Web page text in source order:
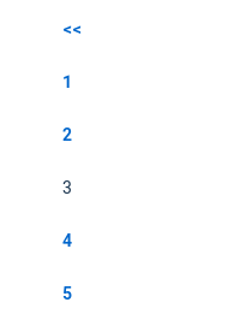
<<
1
2
3
4
5